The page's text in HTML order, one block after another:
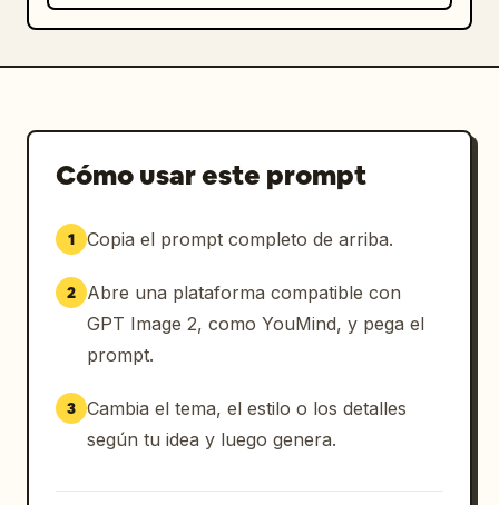
Cómo usar este prompt
1 Copia el prompt completo de arriba.
2
Abre una plataforma compatible con
GPT Image 2, como YouMind, y pega el
prompt.
3 Cambia el tema, el estilo o los detalles
según tu idea y luego genera.